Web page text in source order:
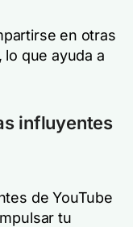
en otras
que ayuda a
influyentes
de YouTube
tu